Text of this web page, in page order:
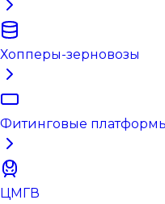
Хопперы-зерновозы
Фитинговые
ЦМГВ